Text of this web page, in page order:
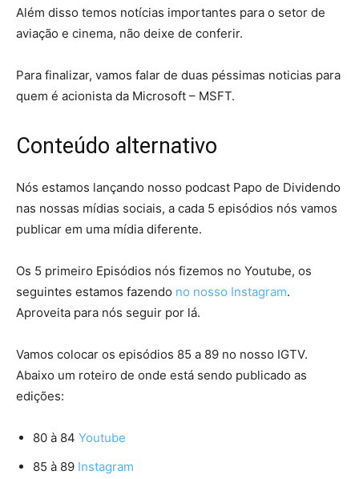
Além disso temos notícias importantes para o setor de
aviação e cinema, não deixe de conferir.
Para finalizar, vamos falar de duas péssimas noticias para
quem é acionista da Microsoft – MSFT.
Conteúdo alternativo
Nós estamos lançando nosso podcast Papo de Dividendo
nas nossas mídias sociais, a cada 5 episódios nós vamos
publicar em uma mídia diferente.
Os 5 primeiro Episódios nós fizemos no Youtube, os
seguintes estamos fazendo no nosso Instagram.
Aproveita para nós seguir por lá.
Vamos colocar os episódios 85 a 89 no nosso IGTV.
Abaixo um roteiro de onde está sendo publicado as
edições:
80 à 84 Youtube
85 à 89 Instagram